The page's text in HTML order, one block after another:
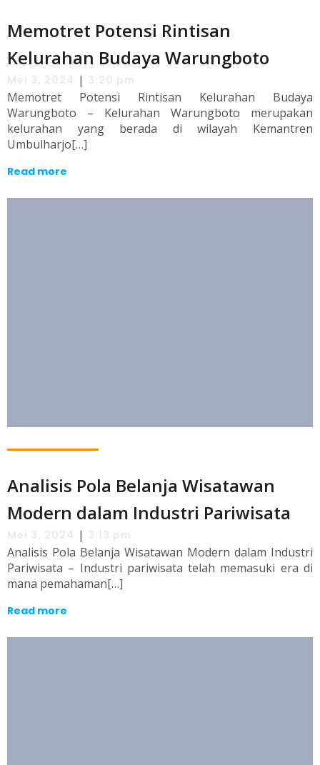
Memotret Potensi Rintisan
Kelurahan Budaya Warungboto
|
Memotret Potensi Rintisan Kelurahan Budaya
Warungboto – Kelurahan Warungboto merupakan
kelurahan yang berada di wilayah Kemantren
Umbulharjo[…]
Read more
Analisis Pola Belanja Wisatawan
Modern dalam Industri Pariwisata
|
Analisis Pola Belanja Wisatawan Modern dalam Industri
Pariwisata – Industri pariwisata telah memasuki era di
mana pemahaman[…]
Read more